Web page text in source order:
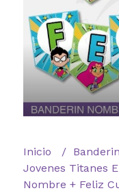
Inicio
Jovenes Titanes
Nombre + Feliz